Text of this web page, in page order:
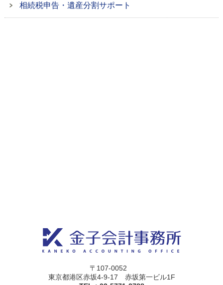
相続税申告・遺産分割サポート
〒107-0052
東京都港区赤坂4-9-17 赤坂第一ビル1F